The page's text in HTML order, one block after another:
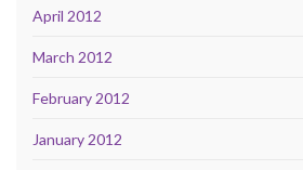
April 2012
March 2012
February 2012
January 2012